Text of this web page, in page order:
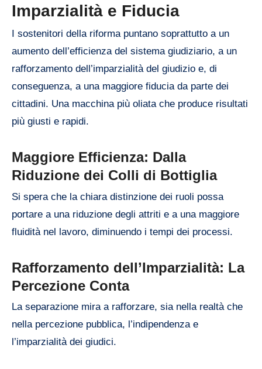
Imparzialità e Fiducia
I sostenitori della riforma puntano soprattutto a un
aumento dell’efficienza del sistema giudiziario, a un
rafforzamento dell’imparzialità del giudizio e, di
conseguenza, a una maggiore fiducia da parte dei
cittadini. Una macchina più oliata che produce risultati
più giusti e rapidi.
Maggiore Efficienza: Dalla
Riduzione dei Colli di Bottiglia
Si spera che la chiara distinzione dei ruoli possa
portare a una riduzione degli attriti e a una maggiore
fluidità nel lavoro, diminuendo i tempi dei processi.
Rafforzamento dell’Imparzialità: La
Percezione Conta
La separazione mira a rafforzare, sia nella realtà che
nella percezione pubblica, l’indipendenza e
l’imparzialità dei giudici.